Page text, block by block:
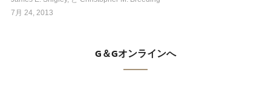
7月 24, 2013
G＆Gオンラインへ